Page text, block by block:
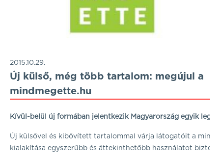
2015.10.29.
Új külső, még több tartalom: megújul a
mindmegette.hu
Kívül-belül új formában jelentkezik Magyarország egyik
Új külsővel és kibővített tartalommal várja látogatóit a
kialakítása egyszerűbb és áttekinthetőbb használatot